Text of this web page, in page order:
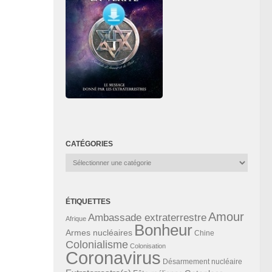
CATÉGORIES
Catégories
ÉTIQUETTES
Afrique Ambassade extraterrestreAmour
Armes nucléaires Bonheur Chine
Colonialisme Colonisation
Coronavirus Désarmement nucléaire